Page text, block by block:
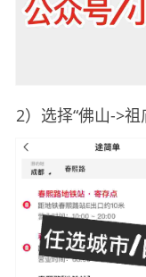
2）选择“佛山->祖